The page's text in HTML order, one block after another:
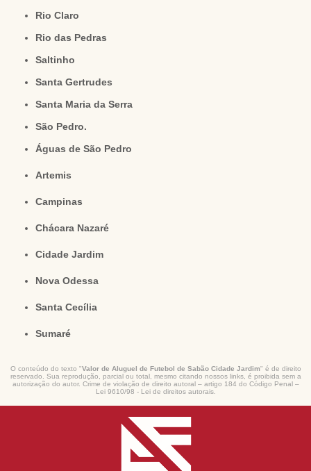
Rio Claro
Rio das Pedras
Saltinho
Santa Gertrudes
Santa Maria da Serra
São Pedro.
Águas de São Pedro
Artemis
Campinas
Chácara Nazaré
Cidade Jardim
Nova Odessa
Santa Cecília
Sumaré
O conteúdo do texto "Valor de Aluguel de Futebol de Sabão Cidade Jardim" é de direito
reservado. Sua reprodução, parcial ou total, mesmo citando nossos links, é proibida sem a
autorização do autor. Crime de violação de direito autoral – artigo 184 do Código Penal –
Lei 9610/98 - Lei de direitos autorais.